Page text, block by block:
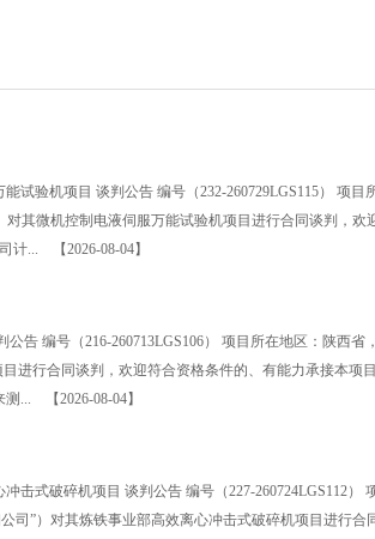
试验机项目 谈判公告 编号（232-260729LGS115） 项
对其微机控制电液伺服万能试验机项目进行合同谈判，
计...
【2026-08-04】
告 编号（216-260713LGS106） 项目所在地区：陕西
进行合同谈判，欢迎符合资格条件的、有能力承接本项
测...
【2026-08-04】
击式破碎机项目 谈判公告 编号（227-260724LGS112）
司”）对其炼铁事业部高效离心冲击式破碎机项目进行合